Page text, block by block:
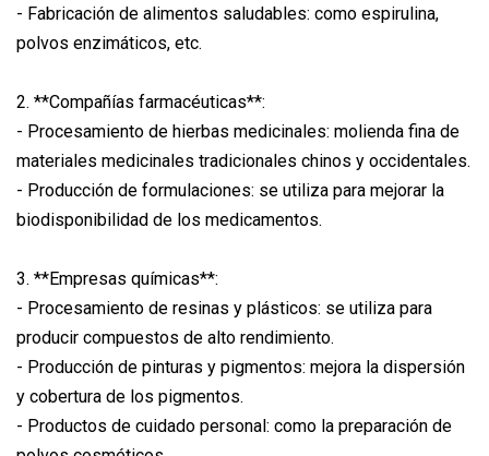
- Fabricación de alimentos saludables: como espirulina,
polvos enzimáticos, etc.
2. **Compañías farmacéuticas**:
- Procesamiento de hierbas medicinales: molienda fina de
materiales medicinales tradicionales chinos y occidentales.
- Producción de formulaciones: se utiliza para mejorar la
biodisponibilidad de los medicamentos.
3. **Empresas químicas**:
- Procesamiento de resinas y plásticos: se utiliza para
producir compuestos de alto rendimiento.
- Producción de pinturas y pigmentos: mejora la dispersión
y cobertura de los pigmentos.
- Productos de cuidado personal: como la preparación de